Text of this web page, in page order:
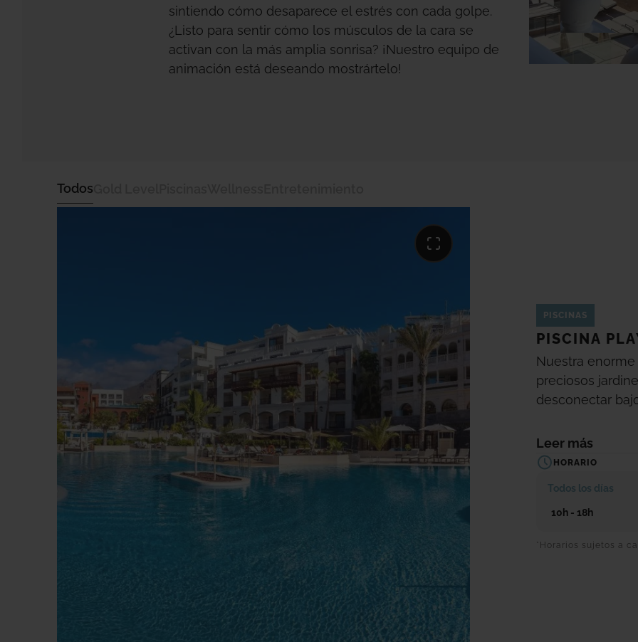
sintiendo cómo desaparece el estrés con cada golpe.
¿Listo para sentir cómo los músculos de la cara se
activan con la más amplia sonrisa? ¡Nuestro equipo de
animación está deseando mostrártelo!
Todos
PISCINAS
PISCINA
Nuestra enorme
preciosos
desconectar
Gracias a su
lugar ideal para
Cuenta con
acompañar tu
Leer más
HORARIO
Todos los días
10h - 18h
*Horarios sujetos a